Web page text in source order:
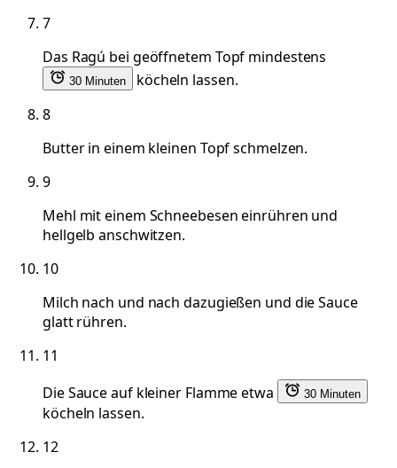
7
Das Ragú bei geöffnetem Topf mindestens
30 Minuten
köcheln lassen.
8
Butter in einem kleinen Topf schmelzen.
9
Mehl mit einem Schneebesen einrühren und
hellgelb anschwitzen.
10
Milch nach und nach dazugießen und die Sauce
glatt rühren.
11
Die Sauce auf kleiner Flamme etwa
30 Minuten
köcheln lassen.
12